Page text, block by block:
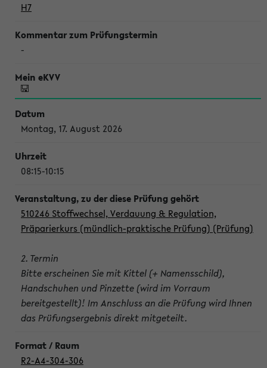
H7
-
Montag, 17. August 2026
08:15-10:15
510246 Stoffwechsel, Verdauung & Regulation,
Präparierkurs (mündlich-praktische Prüfung) (Prüfung)
2. Termin
Bitte erscheinen Sie mit Kittel (+ Namensschild),
Handschuhen und Pinzette (wird im Vorraum
bereitgestellt)! Im Anschluss an die Prüfung wird Ihnen
das Prüfungsergebnis direkt mitgeteilt.
R2-A4-304-306